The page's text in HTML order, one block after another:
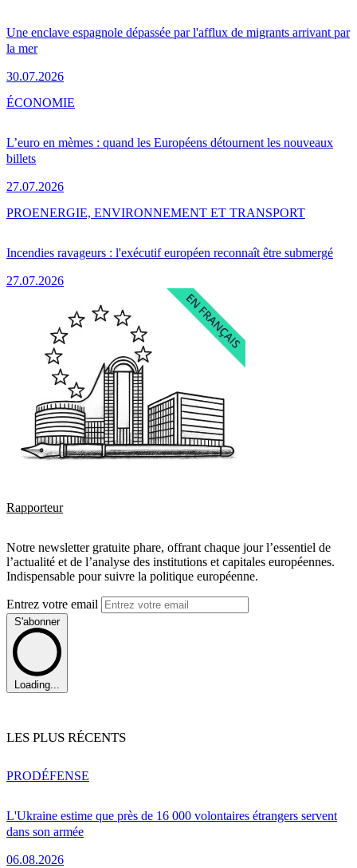
Une enclave espagnole dépassée par l'afflux de migrants arrivant par
la mer
30.07.2026
L’euro en mèmes : quand les Européens détournent les nouveaux
billets
27.07.2026
ÉCONOMIE
Incendies ravageurs : l'exécutif européen reconnaît être submergé
27.07.2026
PROENERGIE, ENVIRONNEMENT ET TRANSPORT
Rapporteur
Notre newsletter gratuite phare, offrant chaque jour l’essentiel de
l’actualité et de l’analyse des institutions et capitales européennes.
Indispensable pour suivre la politique européenne.
Entrez votre email
S'abonner
Loading...
LES PLUS RÉCENTS
L'Ukraine estime que près de 16 000 volontaires étrangers servent
dans son armée
06.08.2026
PRODÉFENSE